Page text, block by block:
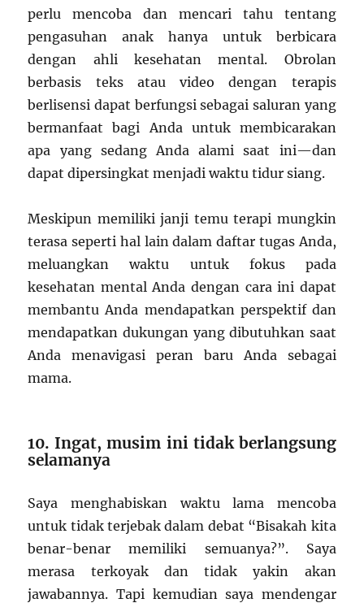
perlu mencoba dan mencari tahu tentang
pengasuhan anak hanya untuk berbicara
dengan ahli kesehatan mental. Obrolan
berbasis teks atau video dengan terapis
berlisensi dapat berfungsi sebagai saluran yang
bermanfaat bagi Anda untuk membicarakan
apa yang sedang Anda alami saat ini—dan
dapat dipersingkat menjadi waktu tidur siang.
Meskipun memiliki janji temu terapi mungkin
terasa seperti hal lain dalam daftar tugas Anda,
meluangkan waktu untuk fokus pada
kesehatan mental Anda dengan cara ini dapat
membantu Anda mendapatkan perspektif dan
mendapatkan dukungan yang dibutuhkan saat
Anda menavigasi peran baru Anda sebagai
mama.
10. Ingat, musim ini tidak berlangsung
selamanya
Saya menghabiskan waktu lama mencoba
untuk tidak terjebak dalam debat “Bisakah kita
benar-benar memiliki semuanya?”. Saya
merasa terkoyak dan tidak yakin akan
jawabannya. Tapi kemudian saya mendengar